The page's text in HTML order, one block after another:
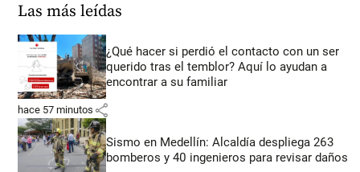
Las más leídas
¿Qué hacer si perdió el contacto con un ser
querido tras el temblor? Aquí lo ayudan a
encontrar a su familiar
hace 57 minutos share
Sismo en Medellín: Alcaldía despliega 263
bomberos y 40 ingenieros para revisar daños